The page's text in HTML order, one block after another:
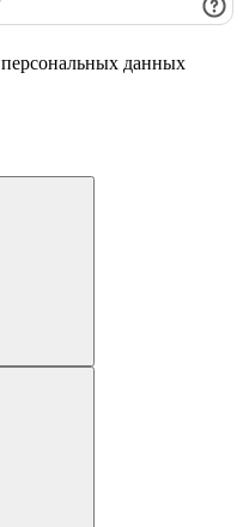
персональных данных